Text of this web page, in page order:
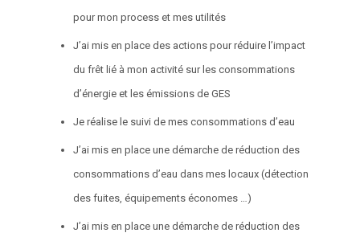
pour mon process et mes utilités
J’ai mis en place des actions pour réduire l’impact
du frêt lié à mon activité sur les consommations
d’énergie et les émissions de GES
Je réalise le suivi de mes consommations d’eau
J’ai mis en place une démarche de réduction des
consommations d’eau dans mes locaux (détection
des fuites, équipements économes …)
J’ai mis en place une démarche de réduction des